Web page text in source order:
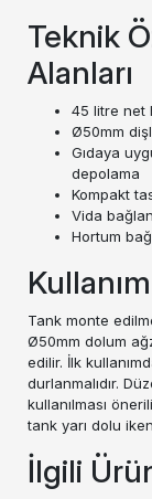
Teknik
Alanları
45 litre net
Ø50mm
Gıdaya
depolama
Kompakt
Vida
Hortum
Tank monte
Ø50mm dolum
edilir. İlk
durlanmalıdır.
kullanılması
tank yarı dolu
İlgili